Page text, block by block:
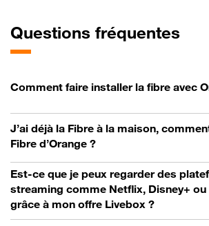
Questions fréquentes
Comment faire installer la fibre avec
J’ai déjà la Fibre à la maison,
Fibre d’Orange ?
Est-ce que je peux regarder des
streaming comme Netflix, Disney+
grâce à mon offre Livebox ?